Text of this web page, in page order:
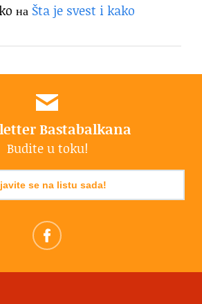
на Šta je svest i kako
Bastabalkana
Budite u toku!
se na listu sada!